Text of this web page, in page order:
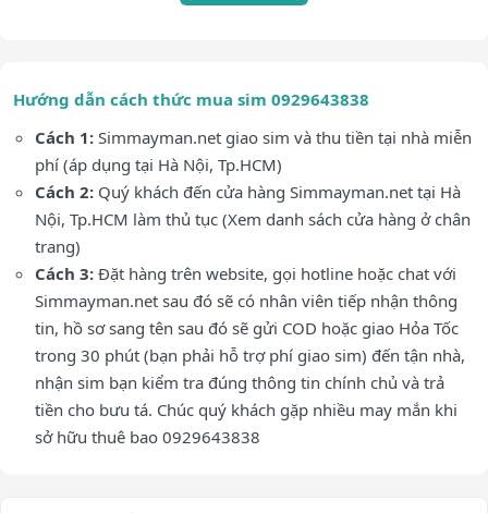
Hướng dẫn cách thức mua sim 0929643838
Cách 1: Simmayman.net giao sim và thu tiền tại nhà miễn
phí (áp dụng tại Hà Nội, Tp.HCM)
Cách 2: Quý khách đến cửa hàng Simmayman.net tại Hà
Nội, Tp.HCM làm thủ tục (Xem danh sách cửa hàng ở chân
trang)
Cách 3: Đặt hàng trên website, gọi hotline hoặc chat với
Simmayman.net sau đó sẽ có nhân viên tiếp nhận thông
tin, hồ sơ sang tên sau đó sẽ gửi COD hoặc giao Hỏa Tốc
trong 30 phút (bạn phải hỗ trợ phí giao sim) đến tận nhà,
nhận sim bạn kiểm tra đúng thông tin chính chủ và trả
tiền cho bưu tá. Chúc quý khách gặp nhiều may mắn khi
sở hữu thuê bao 0929643838